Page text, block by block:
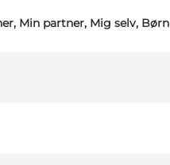
Min partner, Mig selv, Børn